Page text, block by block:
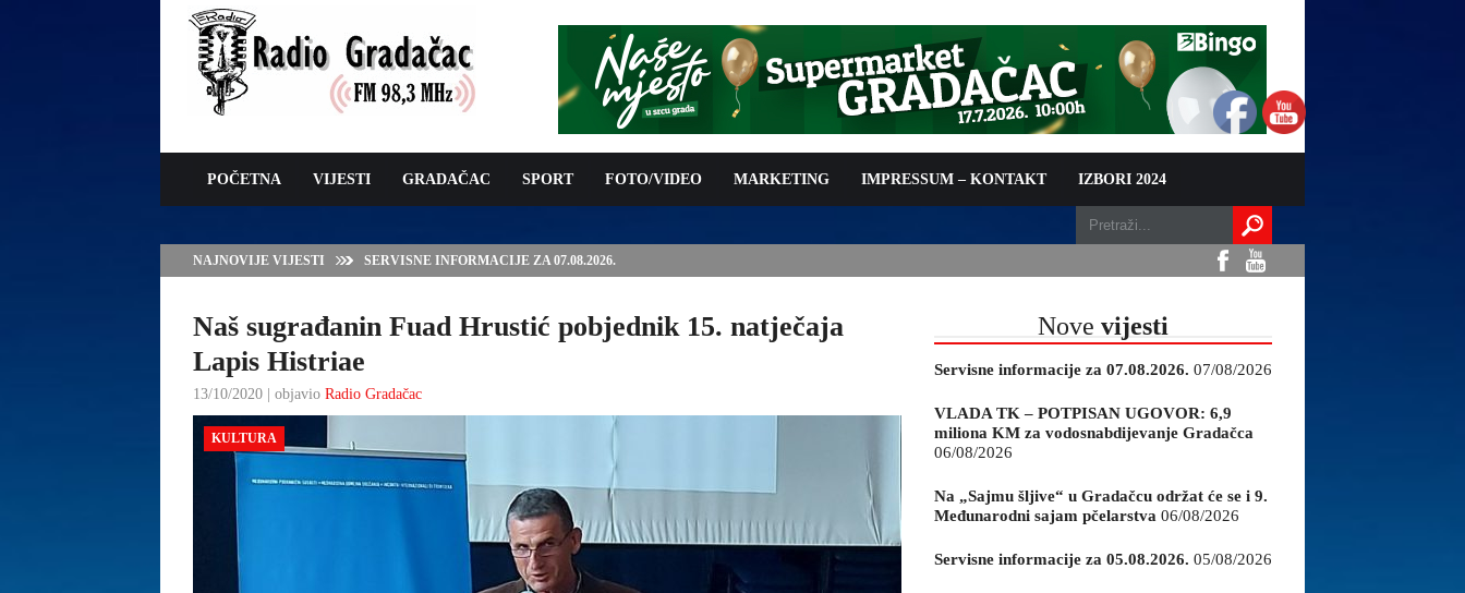
POČETNA VIJESTI GRADAČAC SPORT FOTO/VIDEO MARKETING IMPRESSUM – KONTAKT IZBORI 2024
NAJNOVIJE VIJESTI
VLADA TK – POTPISAN UGOVOR: 6,9 MILIONA KM ZA VODOSNABDIJEVANJE
GRADAČCA
Naš sugrađanin Fuad Hrustić pobjednik 15. natječaja
Lapis Histriae
13/10/2020 | objavio Radio Gradačac
KULTURA
Nove vijesti
Servisne informacije za 07.08.2026. 07/08/2026
VLADA TK – POTPISAN UGOVOR: 6,9
miliona KM za vodosnabdijevanje Gradačca
06/08/2026
Na „Sajmu šljive“ u Gradačcu održat će se i 9.
Međunarodni sajam pčelarstva 06/08/2026
Servisne informacije za 05.08.2026. 05/08/2026